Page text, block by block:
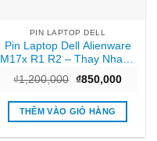
PIN LAPTOP DELL
Pin Laptop Dell Alienware
M17x R1 R2 – Thay Nhanh
₫1,200,000 Giá
là:
₫1,200,000.
₫850,000Giá
tại
THÊM VÀO GIỎ HÀNG